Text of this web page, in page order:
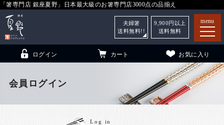
「箸専門店 銀座夏野」日本最大級のお箸専門店3000点の品揃え
menu
ログイン カート お気に入り
夫婦箸
送料無料!!
9,900 円以上
送料無料
会員ログイン
Log in